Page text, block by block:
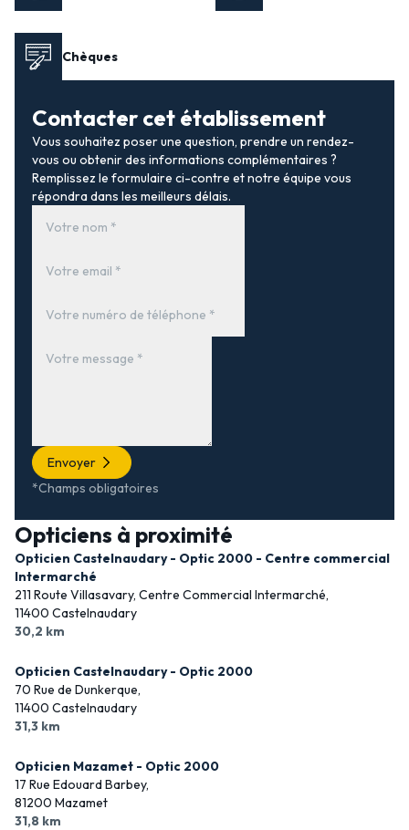
Chèques
Contacter cet établissement
Vous souhaitez poser une question, prendre un rendez-
vous ou obtenir des informations complémentaires ?
Remplissez le formulaire ci-contre et notre équipe vous
répondra dans les meilleurs délais.
Envoyer
*Champs obligatoires
Opticiens à proximité
Opticien Castelnaudary - Optic 2000 - Centre commercial
Intermarché
211 Route Villasavary, Centre Commercial Intermarché,
11400 Castelnaudary
30,2 km
Opticien Castelnaudary - Optic 2000
70 Rue de Dunkerque,
11400 Castelnaudary
31,3 km
Opticien Mazamet - Optic 2000
17 Rue Edouard Barbey,
81200 Mazamet
31,8 km